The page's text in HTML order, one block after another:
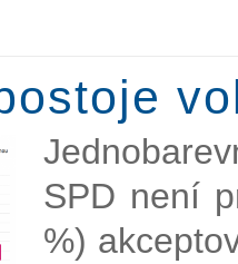
SPD není
%)